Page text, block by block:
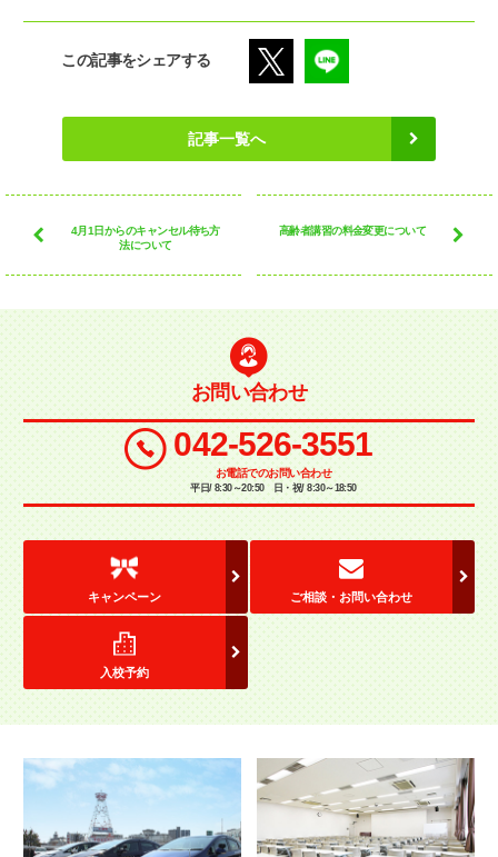
この記事をシェアする
記事一覧へ
4月1日からのキャンセル待ち方
法について
高齢者講習の料金変更について
お問い合わせ
042-526-3551
お電話でのお問い合わせ
平日/ 8:30～20:50 日・祝/ 8:30～18:50
キャンペーン ご相談・お問い合わせ
入校予約